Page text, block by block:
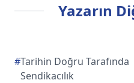
Yazarın
#Tarihin Doğru Tarafında
Sendikacılık